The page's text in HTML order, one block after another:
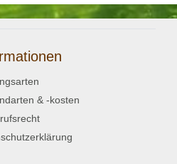
& -kosten